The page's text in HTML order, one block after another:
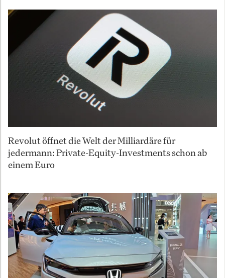
Revolut öffnet die Welt der Milliardäre für
jedermann: Private-Equity-Investments schon ab
einem Euro